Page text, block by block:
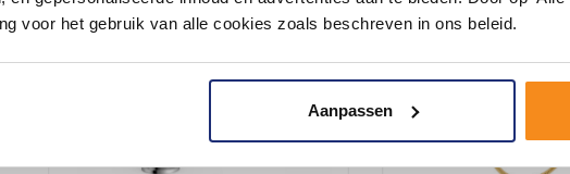
voor het gebruik van alle cookies zoals beschreven in ons beleid.
Aanpassen